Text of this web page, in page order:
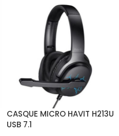
CASQUE MICRO HAVIT H213U
USB 7.1